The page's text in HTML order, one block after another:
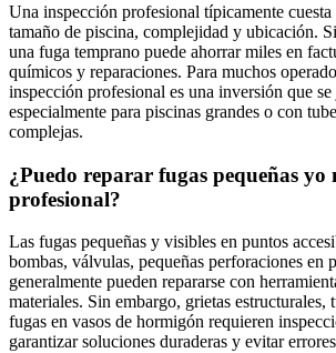
Una inspección profesional típicamente
tamaño de piscina, complejidad y ubicación.
una fuga temprano puede ahorrar miles en
químicos y reparaciones. Para muchos
inspección profesional es una inversión que
especialmente para piscinas grandes o con
complejas.
¿Puedo reparar fugas pequeñas yo
profesional?
Las fugas pequeñas y visibles en puntos
bombas, válvulas, pequeñas perforaciones en
generalmente pueden repararse con
materiales. Sin embargo, grietas estructurales,
fugas en vasos de hormigón requieren
garantizar soluciones duraderas y evitar